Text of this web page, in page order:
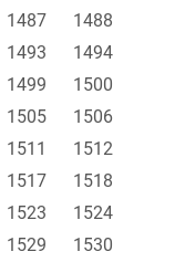
1487
1488
1493
1494
1499
1500
1505
1506
1511
1512
1517
1518
1523
1524
1529
1530